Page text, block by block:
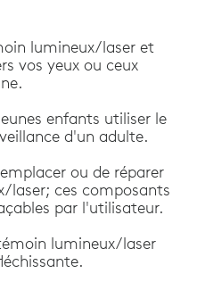
lumineux/laser et
vos yeux ou ceux
enfants utiliser le
d'un adulte.
ou de réparer
laser; ces composants
par l'utilisateur.
lumineux/laser